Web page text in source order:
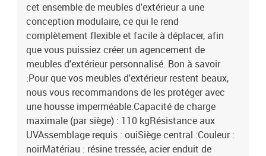
cet ensemble de meubles d'extérieur a une
conception modulaire, ce qui le rend
complètement flexible et facile à déplacer, afin
que vous puissiez créer un agencement de
meubles d'extérieur personnalisé. Bon à savoir
:Pour que vos meubles d'extérieur restent beaux,
nous vous recommandons de les protéger avec
une housse imperméable.Capacité de charge
maximale (par siège) : 110 kgRésistance aux
UVAssemblage requis : ouiSiège central :Couleur :
noirMatériau : résine tressée, acier enduit de